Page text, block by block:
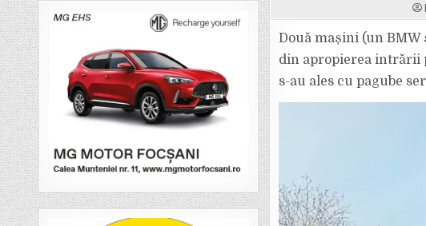
Două mașini (un
din apropierea intrării
s-au ales cu pagube